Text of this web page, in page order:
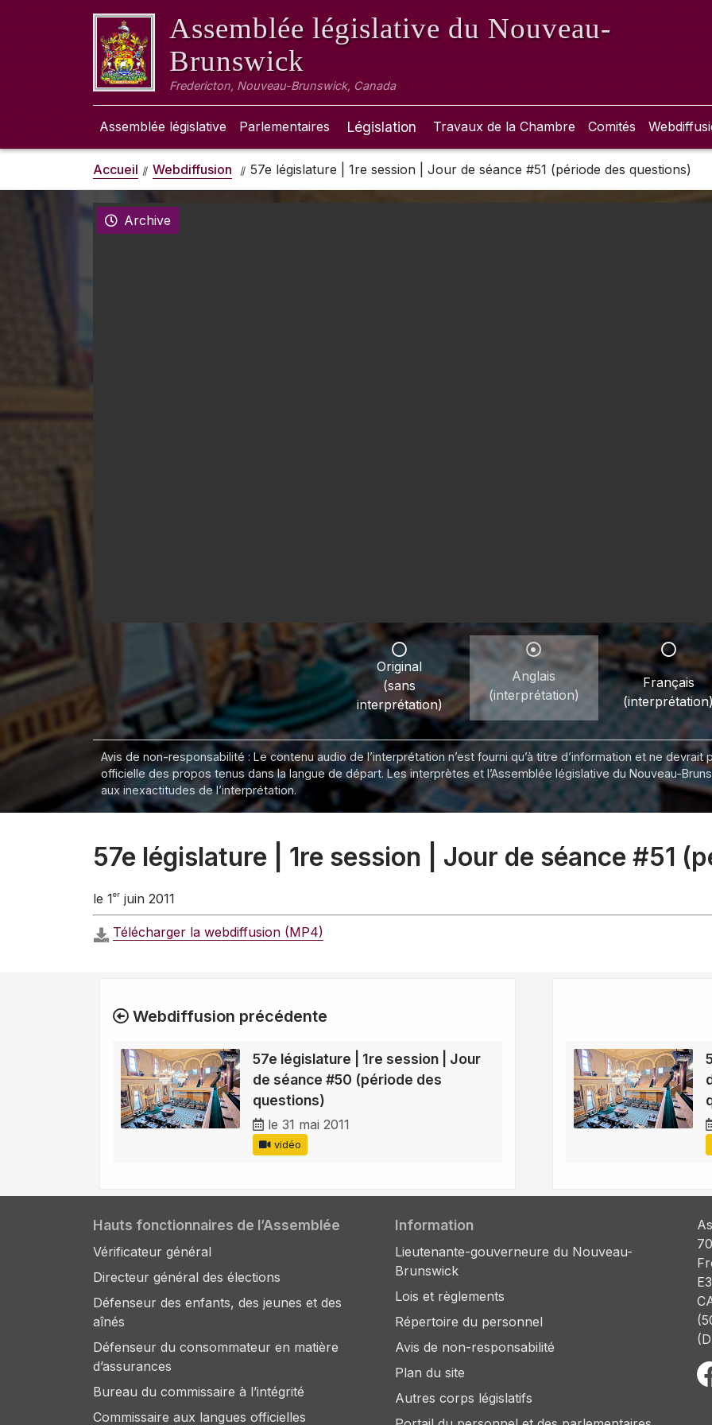
Assemblée législative du Nouveau-
Brunswick
Fredericton, Nouveau-Brunswick, Canada
Assemblée législative Parlementaires Législation Travaux de la Chambre Comités
Accueil Webdiffusion 57e législature | 1re session | Jour de séance #51 (période des questions)
Archive
Original
(sans
interprétation)
Anglais
(interprétation)
Français
Avis de non-responsabilité : Le contenu audio de l’interprétation n’est fourni qu’à titre d’information et ne
officielle des propos tenus dans la langue de départ. Les interprètes et l’Assemblée législative du Nouveau-
aux inexactitudes de l’interprétation.
57e législature | 1re session | Jour de séance #51
le 1er juin 2011
Télécharger la webdiffusion (MP4)
Webdiffusion précédente
57e législature | 1re session | Jour
de séance #50 (période des
questions)
le 31 mai 2011
vidéo
Hauts fonctionnaires de l’Assemblée
Vérificateur général
Directeur général des élections
Défenseur des enfants, des jeunes et des
aînés
Défenseur du consommateur en matière
d’assurances
Bureau du commissaire à l’intégrité
Commissaire aux langues officielles
Information
Lieutenante-gouverneure du Nouveau-
Brunswick
Lois et règlements
Répertoire du personnel
Avis de non-responsabilité
Plan du site
Autres corps législatifs